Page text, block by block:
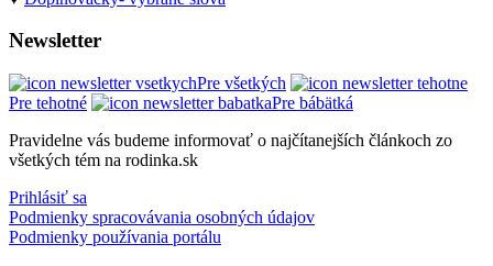
Newsletter
Pre všetkých
Pre tehotné
Pre bábätká
Pravidelne vás budeme informovať o najčítanejších článkoch zo
všetkých tém na rodinka.sk
Prihlásiť sa
Podmienky spracovávania osobných údajov
Podmienky používania portálu